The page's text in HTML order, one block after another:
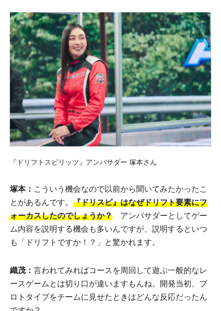
『ドリフトスピリッツ』アンバサダー 塚本さん
塚本： こういう機会なので以前から聞いてみたかったこ
とがあるんです。 『ドリスピ』はなぜドリフト要素にフ
ォーカスしたのでしょうか？ アンバサダーとしてゲー
ム内容を説明する機会も多いんですが、説明するといつ
も「ドリフトですか！？」と驚かれます。
織茂 ： 言われてみればコースを周回して遊ぶ一般的なレ
ースゲームとは切り口が違いますもんね。開発当初、プ
ロトタイプをチームに見せたときはどんな反応だったん